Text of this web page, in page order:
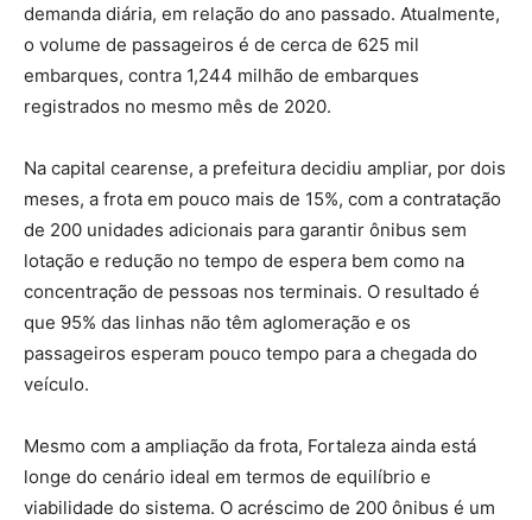
demanda diária, em relação do ano passado. Atualmente,
o volume de passageiros é de cerca de 625 mil
embarques, contra 1,244 milhão de embarques
registrados no mesmo mês de 2020.
Na capital cearense, a prefeitura decidiu ampliar, por dois
meses, a frota em pouco mais de 15%, com a contratação
de 200 unidades adicionais para garantir ônibus sem
lotação e redução no tempo de espera bem como na
concentração de pessoas nos terminais. O resultado é
que 95% das linhas não têm aglomeração e os
passageiros esperam pouco tempo para a chegada do
veículo.
Mesmo com a ampliação da frota, Fortaleza ainda está
longe do cenário ideal em termos de equilíbrio e
viabilidade do sistema. O acréscimo de 200 ônibus é um